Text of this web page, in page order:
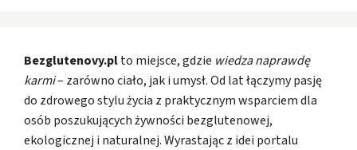
Bezglutenovy.plto miejsce, gdzie wiedza naprawdę
karmi– zarówno ciało, jak i umysł. Od lat łączymy pasję
do zdrowego stylu życia z praktycznym wsparciem dla
osób poszukujących żywności bezglutenowej,
ekologicznej i naturalnej. Wyrastając z idei portalu